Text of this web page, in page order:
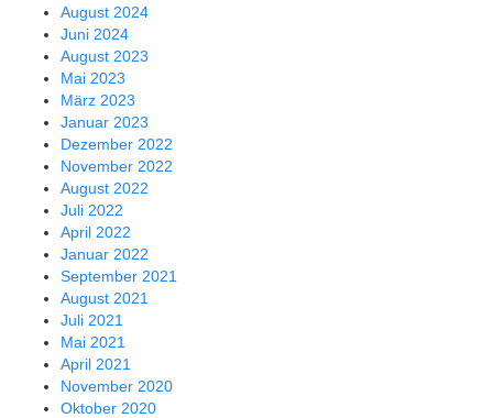
August 2024
Juni 2024
August 2023
Mai 2023
März 2023
Januar 2023
Dezember 2022
November 2022
August 2022
Juli 2022
April 2022
Januar 2022
September 2021
August 2021
Juli 2021
Mai 2021
April 2021
November 2020
Oktober 2020